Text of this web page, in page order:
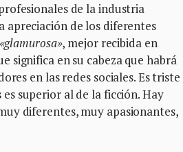
de la industria
apreciación de los diferentes
«glamurosa», mejor recibida en
significa en su cabeza que habrá
en las redes sociales. Es triste
superior al de la ficción. Hay
diferentes, muy apasionantes,